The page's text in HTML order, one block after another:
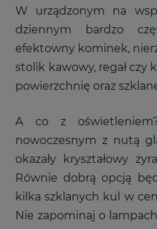
W urządzonym na
dziennym bardzo
efektowny kominek,
stolik kawowy, regał czy
powierzchnię oraz
A co z
nowoczesnym z nutą
okazały kryształowy
Równie dobrą opcją
kilka szklanych kul w
Nie zapominaj o